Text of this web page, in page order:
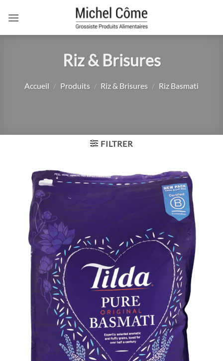
Riz & Brisures
Accueil / Produits / Riz & Brisures / Riz Basmati
FILTRER